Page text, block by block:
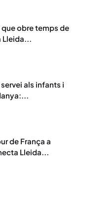
que obre temps de
Lleida...
als infants i
de França a
Lleida...